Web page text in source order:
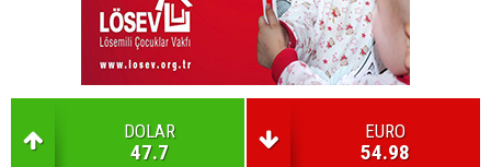
DOLAR
47.7
EURO
54.98